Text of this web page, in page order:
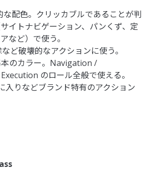
な配色。クリッカブルであることが判
イトナビゲーション、パンくず、定
など）で使う。
ど破壊的なアクションに使う。
本のカラー。Navigation /
のロール全般で使える。
入りなどブランド特有のアクション